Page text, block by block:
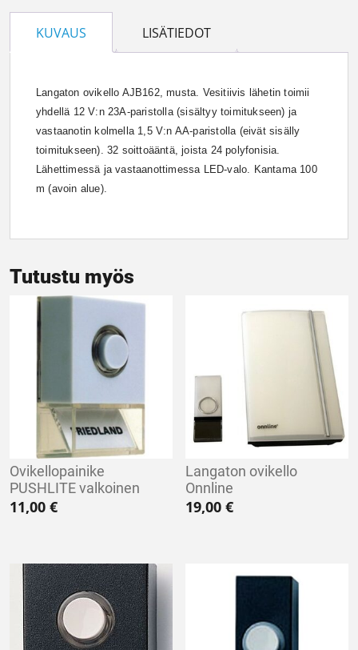
KUVAUS LISÄTIEDOT
Langaton ovikello AJB162, musta. Vesitiivis lähetin toimii
yhdellä 12 V:n 23A-paristolla (sisältyy toimitukseen) ja
vastaanotin kolmella 1,5 V:n AA-paristolla (eivät sisälly
toimitukseen). 32 soittoääntä, joista 24 polyfonisia.
Lähettimessä ja vastaanottimessa LED-valo. Kantama 100
m (avoin alue).
Tutustu myös
Ovikellopainike
PUSHLITE valkoinen
11,00 €
Langaton ovikello
Onnline
19,00€